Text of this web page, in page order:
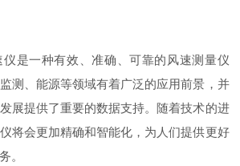
一种有效、准确、可靠的风速测量仪
测、能源等领域有着广泛的应用前景，并
展提供了重要的数据支持。随着技术的进
将会更加精确和智能化，为人们提供更好
。